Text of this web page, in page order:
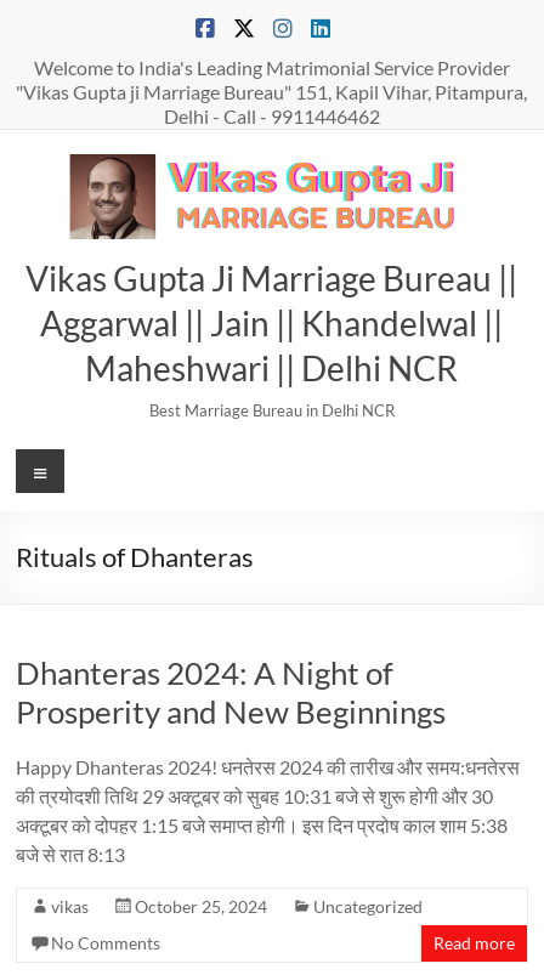
contentWelcome to India's Leading Matrimonial Service Provider
"Vikas Gupta ji Marriage Bureau" 151, Kapil Vihar, Pitampura,
Delhi - Call - 9911446462
Vikas Gupta Ji Marriage Bureau ||
Aggarwal || Jain || Khandelwal ||
Maheshwari || Delhi NCR
Best Marriage Bureau in Delhi NCR
Menu
Rituals of Dhanteras
Dhanteras 2024: A Night of
Prosperity and New Beginnings
Happy Dhanteras 2024! धनतेरस 2024 की तारीख और समय:धनतेरस
की त्रयोदशी तिथि 29 अक्टूबर को सुबह 10:31 बजे से शुरू होगी और 30
अक्टूबर को दोपहर 1:15 बजे समाप्त होगी। इस दिन प्रदोष काल शाम 5:38
बजे से रात 8:13
vikas October 25, 2024
Uncategorized
No Comments
Read more